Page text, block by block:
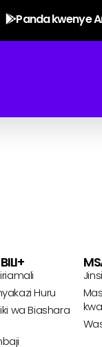
Panda kwenye
Huru
wa Biashara